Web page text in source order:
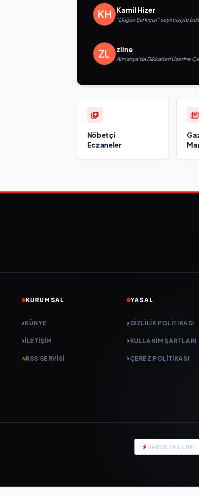
Kamil Hizer
“Düğün Şarkıcısı” seyircisiyle
zline
Almanya’da Dikkatleri Üzerine
Nöbetçi
Eczaneler
KURUMSAL
KÜNYE
İLETIŞIM
RSS SERVISI
YASAL
GIZLILIK POLITIKASI
KULLANIM ŞARTLARI
ÇEREZ POLITIKASI
HABER YAZILIMI